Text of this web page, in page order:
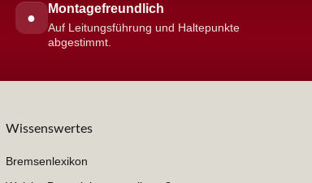
●
Montagefreundlich
Auf Leitungsführung und Haltepunkte
abgestimmt.
Wissenswertes
Bremsenlexikon